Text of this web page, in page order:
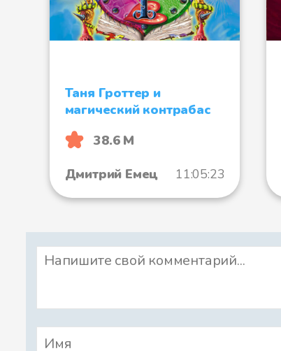
Таня Гроттер и
магический контрабас
38.6 М
Дмитрий Емец
11:05:23